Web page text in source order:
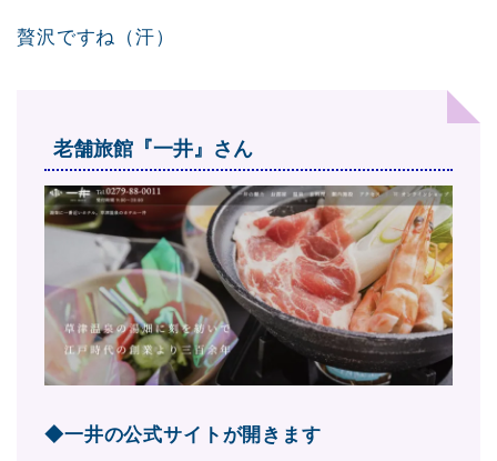
贅沢ですね（汗）
老舗旅館『一井』さん
◆一井の公式サイトが開きます